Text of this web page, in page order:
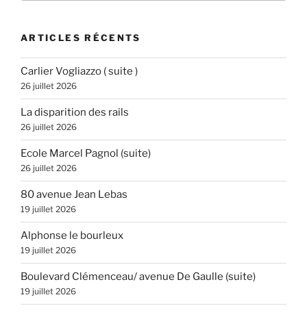
ARTICLES RÉCENTS
Carlier Vogliazzo ( suite )
26 juillet 2026
La disparition des rails
26 juillet 2026
Ecole Marcel Pagnol (suite)
26 juillet 2026
80 avenue Jean Lebas
19 juillet 2026
Alphonse le bourleux
19 juillet 2026
Boulevard Clémenceau/ avenue De Gaulle (suite)
19 juillet 2026